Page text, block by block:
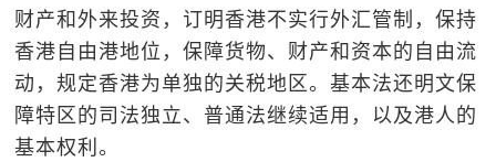
财产和外来投资，订明香港不实行外汇管制，保持
香港自由港地位，保障货物、财产和资本的自由流
动，规定香港为单独的关税地区。基本法还明文保
障特区的司法独立、普通法继续适用，以及港人的
基本权利。